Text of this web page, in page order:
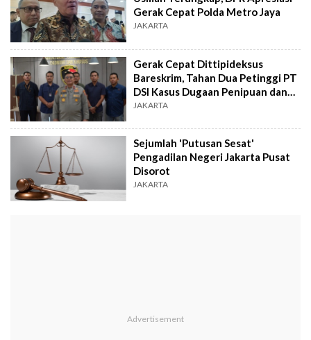
Gerak Cepat Polda Metro Jaya
JAKARTA
Gerak Cepat Dittipideksus
Bareskrim, Tahan Dua Petinggi PT
DSI Kasus Dugaan Penipuan dan
TPPU
JAKARTA
Sejumlah 'Putusan Sesat'
Pengadilan Negeri Jakarta Pusat
Disorot
JAKARTA